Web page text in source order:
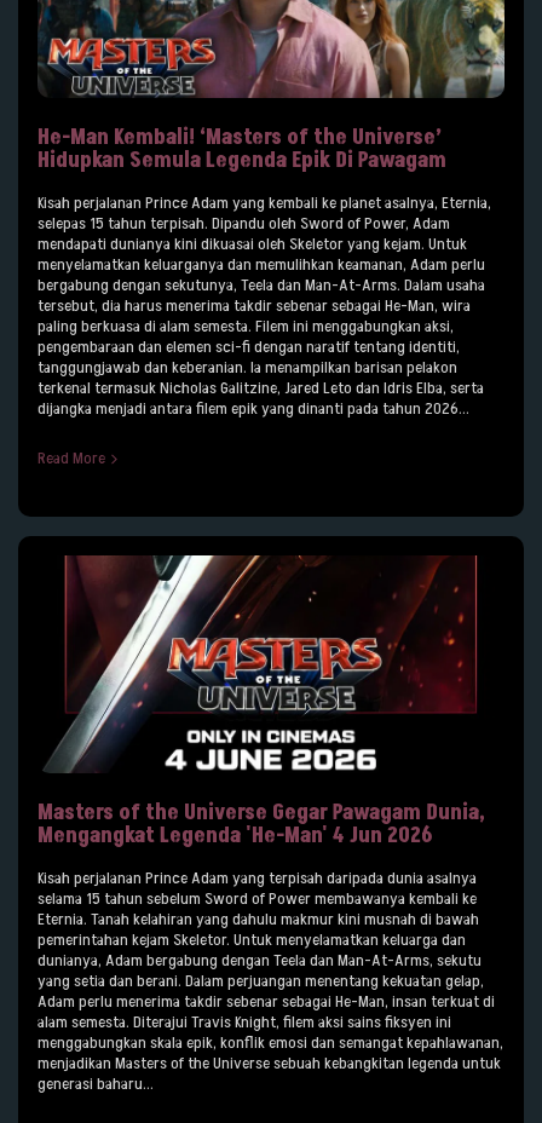
He-Man Kembali! ‘Masters of the Universe’
Hidupkan Semula Legenda Epik Di Pawagam
Kisah perjalanan Prince Adam yang kembali ke planet asalnya, Eternia,
selepas 15 tahun terpisah. Dipandu oleh Sword of Power, Adam
mendapati dunianya kini dikuasai oleh Skeletor yang kejam. Untuk
menyelamatkan keluarganya dan memulihkan keamanan, Adam perlu
bergabung dengan sekutunya, Teela dan Man-At-Arms. Dalam usaha
tersebut, dia harus menerima takdir sebenar sebagai He-Man, wira
paling berkuasa di alam semesta. Filem ini menggabungkan aksi,
pengembaraan dan elemen sci-fi dengan naratif tentang identiti,
tanggungjawab dan keberanian. Ia menampilkan barisan pelakon
terkenal termasuk Nicholas Galitzine, Jared Leto dan Idris Elba, serta
dijangka menjadi antara filem epik yang dinanti pada tahun 2026...
Read More
Masters of the Universe Gegar Pawagam Dunia,
Mengangkat Legenda 'He-Man' 4 Jun 2026
Kisah perjalanan Prince Adam yang terpisah daripada dunia asalnya
selama 15 tahun sebelum Sword of Power membawanya kembali ke
Eternia. Tanah kelahiran yang dahulu makmur kini musnah di bawah
pemerintahan kejam Skeletor. Untuk menyelamatkan keluarga dan
dunianya, Adam bergabung dengan Teela dan Man-At-Arms, sekutu
yang setia dan berani. Dalam perjuangan menentang kekuatan gelap,
Adam perlu menerima takdir sebenar sebagai He-Man, insan terkuat di
alam semesta. Diterajui Travis Knight, filem aksi sains fiksyen ini
menggabungkan skala epik, konflik emosi dan semangat kepahlawanan,
menjadikan Masters of the Universe sebuah kebangkitan legenda untuk
generasi baharu...